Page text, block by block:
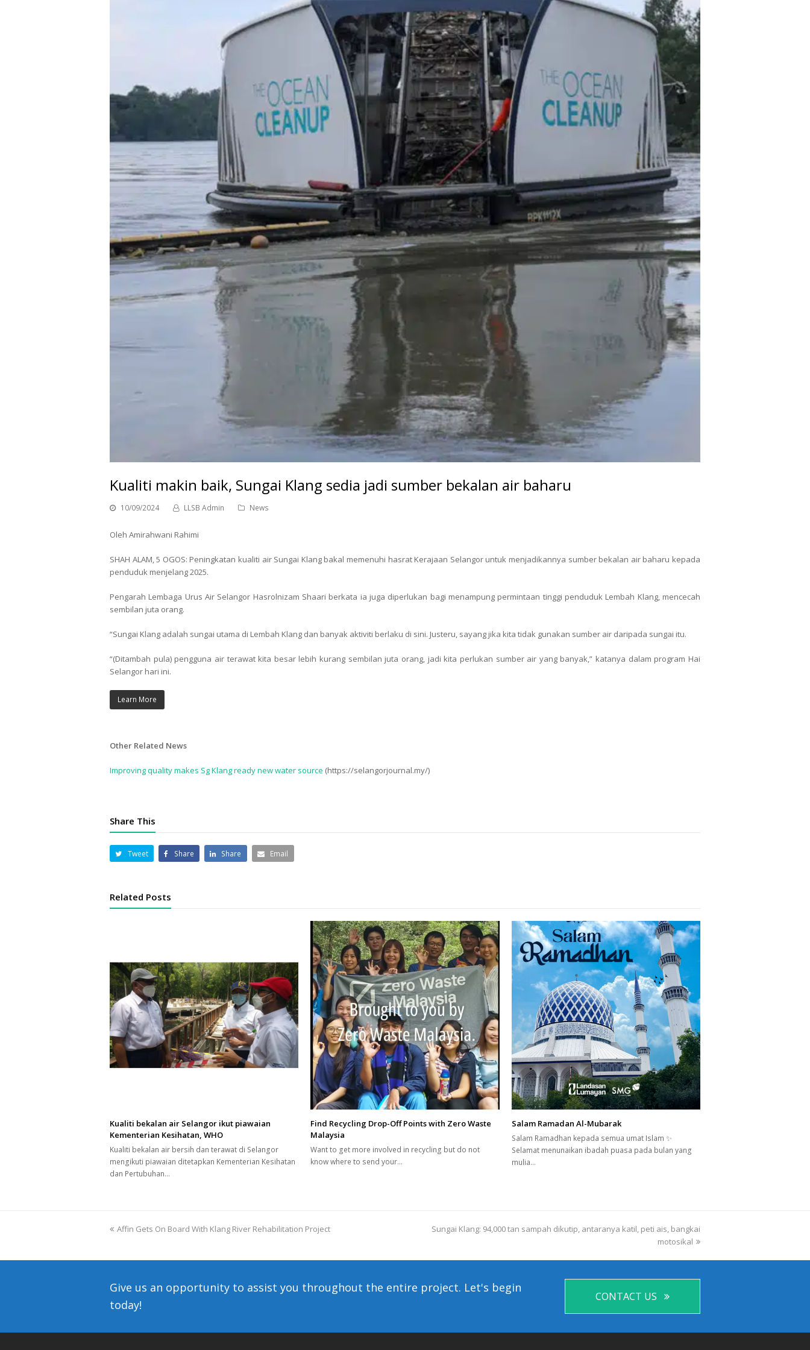
Kualiti makin baik, Sungai Klang sedia jadi sumber bekalan air baharu
10/09/2024 LLSB Admin News
Oleh Amirahwani Rahimi
SHAH ALAM, 5 OGOS: Peningkatan kualiti air Sungai Klang bakal memenuhi hasrat Kerajaan Selangor untuk menjadikannya sumber bekalan air baharu kepada
penduduk menjelang 2025.
Pengarah Lembaga Urus Air Selangor Hasrolnizam Shaari berkata ia juga diperlukan bagi menampung permintaan tinggi penduduk Lembah Klang, mencecah
sembilan juta orang.
“Sungai Klang adalah sungai utama di Lembah Klang dan banyak aktiviti berlaku di sini. Justeru, sayang jika kita tidak gunakan sumber air daripada sungai itu.
“(Ditambah pula) pengguna air terawat kita besar lebih kurang sembilan juta orang, jadi kita perlukan sumber air yang banyak,” katanya dalam program Hai
Selangor hari ini.
Learn More
Other Related News
Improving quality makes Sg Klang ready new water source (https://selangorjournal.my/)
Share This
Tweet Share Share Email
Related Posts
Kualiti bekalan air Selangor ikut piawaian
Kementerian Kesihatan, WHO
Kualiti bekalan air bersih dan terawat di Selangor
mengikuti piawaian ditetapkan Kementerian Kesihatan
dan Pertubuhan…
Find Recycling Drop-Off Points with Zero Waste
Malaysia
Want to get more involved in recycling but do not
know where to send your…
Salam Ramadan Al-Mubarak
Salam Ramadhan kepada semua umat Islam ✨
Selamat menunaikan ibadah puasa pada bulan yang
mulia…
previous
Affin Gets On Board With Klang River Rehabilitation Project
next
Sungai Klang: 94,000 tan sampah dikutip, antaranya katil, peti ais, bangkai
motosikal
Give us an opportunity to assist you throughout the entire project. Let's begin
today!
CONTACT US